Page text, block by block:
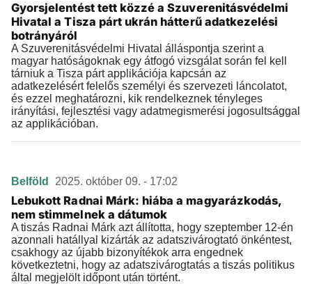
Gyorsjelentést tett közzé a Szuverenitásvédelmi
Hivatal a Tisza párt ukrán hátterű adatkezelési
botrányáról
A Szuverenitásvédelmi Hivatal álláspontja szerint a
magyar hatóságoknak egy átfogó vizsgálat során fel kell
tárniuk a Tisza párt applikációja kapcsán az
adatkezelésért felelős személyi és szervezeti láncolatot,
és ezzel meghatározni, kik rendelkeznek tényleges
irányítási, fejlesztési vagy adatmegismerési jogosultsággal
az applikációban.
Belföld 2025. október 09. - 17:02
Lebukott Radnai Márk: hiába a magyarázkodás,
nem stimmelnek a dátumok
A tiszás Radnai Márk azt állította, hogy szeptember 12-én
azonnali hatállyal kizárták az adatszivárogtató önkéntest,
csakhogy az újabb bizonyítékok arra engednek
következtetni, hogy az adatszivárogtatás a tiszás politikus
által megjelölt időpont után történt.